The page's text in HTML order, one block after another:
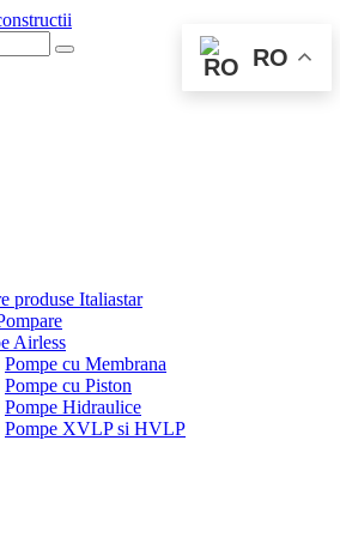
Airless
Pompe cu Membrana
Pompe cu Piston
Pompe Hidraulice
Pompe XVLP si HVLP
RO